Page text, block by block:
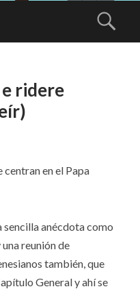
ridere
centran en el Papa
anécdota como
una reunión de
también, que
General y ahí se